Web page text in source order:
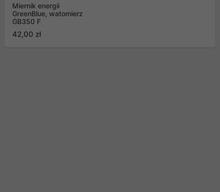
Miernik energii
GreenBlue, watomierz
GB350 F
42,00 zł